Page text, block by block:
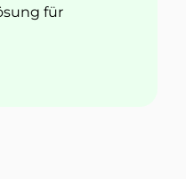
für